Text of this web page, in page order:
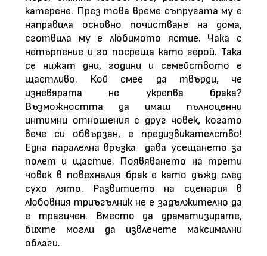
катерене. През това време съпругата му е
направила основно почистване на дома,
сготвила му е любимото ястие. Чака с
нетърпение и го посреща като герой. Така
се нижат дни, години и семейството е
щастливо. Кой смее да твърди, че
изневярата не укрепва брака?
Възможността да имаш пълноценни
интимни отношения с друг човек, когато
вече си обвързан, е предизвикателство!
Една паралелна връзка дава усещането за
полет и щастие. Появяването на трети
човек в повехналия брак е като дъжд след
сухо лято. Развитието на сценария в
любовния триъгълник не е задължително да
е трагичен. Вместо да драматизирате,
бихте могли да извлечете максимални
облаги.